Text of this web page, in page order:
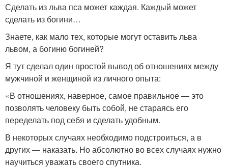
Сделать из льва пса может каждая. Каждый может
сделать из богини…
Знаете, как мало тех, которые могут оставить льва
львом, а богиню богиней?
Я тут сделал один простой вывод об отношениях между
мужчиной и женщиной из личного опыта:
«В отношениях, наверное, самое правильное — это
позволять человеку быть собой, не стараясь его
переделать под себя и сделать удобным.
В некоторых случаях необходимо подстроиться, а в
других — наказать. Но абсолютно во всех случаях нужно
научиться уважать своего спутника.